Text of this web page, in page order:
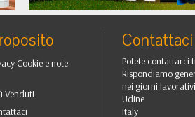
Cookie e note
Venduti
Contattaci
Potete contattarci
Rispondiamo
nei giorni
Udine
Italy